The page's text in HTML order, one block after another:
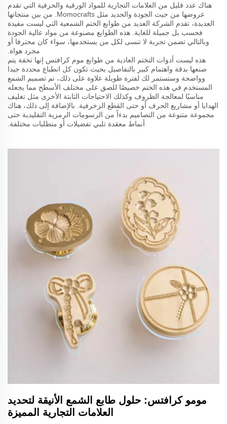
هناك عدد قليل من العلامات التجارية للمواد الورقية والحرفية التي تقدم
عروضها من حيث الجودة والجديد مثل Momocrafts. من بين منتجاتها
العديدة، تقدم الشركة العديد من طوابع الختم الشمعية التي ليست مفيدة
فحسب بل جميلة للغاية. هذه الطوابع مصنوعة من مواد عالية الجودة
وبالتالي تضمن تجربة لا تنسى لكل من يستخدمها، سواء كان محترفا أو
مجرد هواة.
هذه ليست أدوات التختم العادية من طوابع موم كرافتس إنها تحفة يتم
صنعها بدقة واهتمام كبير بالتفاصيل بحيث تكون كل انطباع محددة جيدا
وواضحة وستستمر لك لفترة طويلة علاوة على ذلك، تم تصميم الشمع
المستخدم في هذه الختم خصيصًا للصق على مختلف الأسطح مما يجعله
مناسبًا لمعالجة الظروف وكذلك الاحتياجات الثابتة الأخرى مثل تغليف
الهدايا أو مشاريع الحرف أو حتى القطع الزخرفية. بالإضافة إلى ذلك، هناك
مجموعة متنوعة من التصاميم بدءاً من الرسومات الرمزية التقليدية حتى
أنماط معقدة تلبي تفضيلات أو متطلبات مختلفة.
مومو كرافتس: حلول طابع الشمع الأنيقة لتحديد
العلامات التجارية المميزة